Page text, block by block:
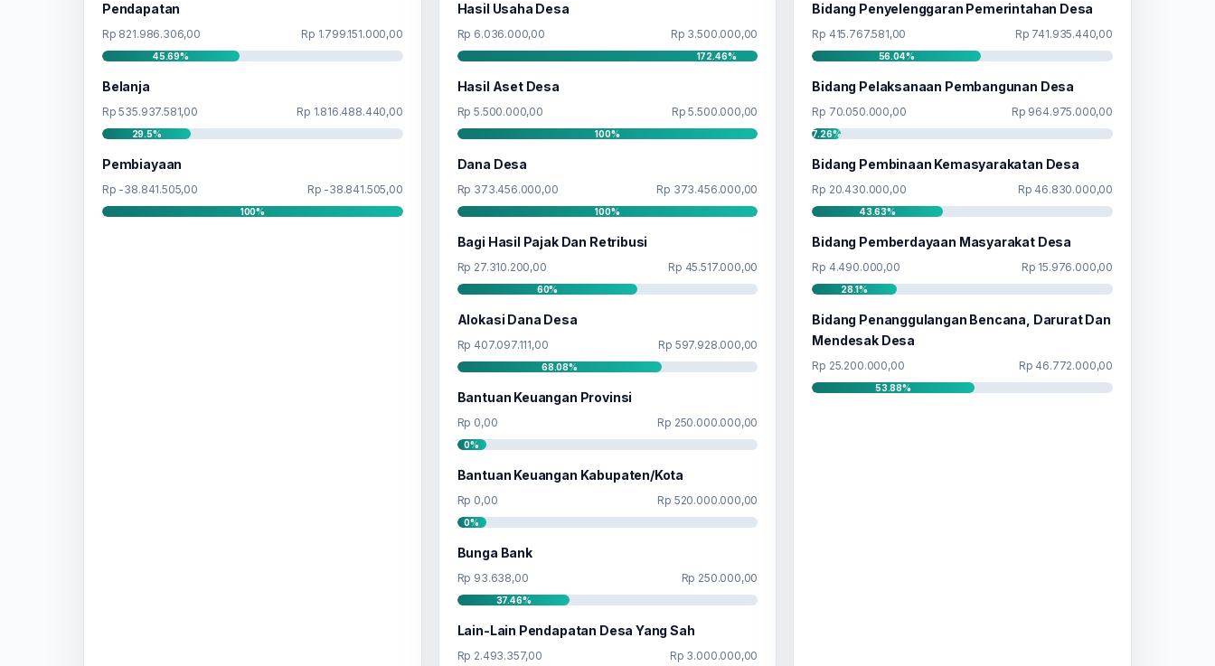
Pendapatan
Rp 821.986.306,00 Rp 1.799.151.000,00
45.69%
Belanja
Rp 535.937.581,00 Rp 1.816.488.440,00
29.5%
Pembiayaan
Rp -38.841.505,00 Rp -38.841.505,00
100%
Hasil Usaha Desa
Rp 6.036.000,00 Rp 3.500.000,00
172.46%
Hasil Aset Desa
Rp 5.500.000,00 Rp 5.500.000,00
100%
Dana Desa
Rp 373.456.000,00 Rp 373.456.000,00
100%
Bagi Hasil Pajak Dan Retribusi
Rp 27.310.200,00 Rp 45.517.000,00
60%
Alokasi Dana Desa
Rp 407.097.111,00 Rp 597.928.000,00
68.08%
Bantuan Keuangan Provinsi
Rp 0,00 Rp 250.000.000,00
0%
Bantuan Keuangan Kabupaten/Kota
Rp 0,00 Rp 520.000.000,00
0%
Bunga Bank
Rp 93.638,00 Rp 250.000,00
37.46%
Lain-Lain Pendapatan Desa Yang Sah
Rp 2.493.357,00 Rp 3.000.000,00
Bidang Penyelenggaran Pemerintahan Desa
Rp 415.767.581,00 Rp 741.935.440,00
56.04%
Bidang Pelaksanaan Pembangunan Desa
Rp 70.050.000,00 Rp 964.975.000,00
7.26%
Bidang Pembinaan Kemasyarakatan Desa
Rp 20.430.000,00 Rp 46.830.000,00
43.63%
Bidang Pemberdayaan Masyarakat Desa
Rp 4.490.000,00 Rp 15.976.000,00
28.1%
Bidang Penanggulangan Bencana, Darurat Dan
Mendesak Desa
Rp 25.200.000,00 Rp 46.772.000,00
53.88%